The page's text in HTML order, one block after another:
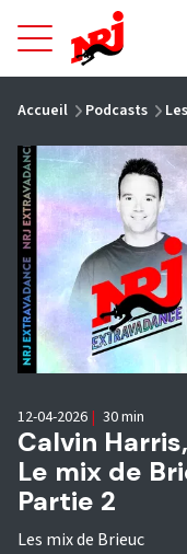
NRJ -
Accueil Podcasts
Calvin
Le mix de
Partie 2
Les mix de Brieuc
12-04-2026 | 30 min